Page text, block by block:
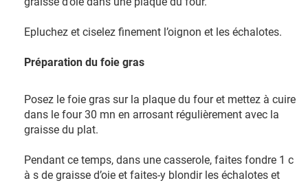
Epluchez et ciselez finement l’oignon et les échalotes.
Préparation du foie gras
Posez le foie gras sur la plaque du four et mettez à cuire
dans le four 30 mn en arrosant régulièrement avec la
graisse du plat.
Pendant ce temps, dans une casserole, faites fondre 1 c
à s de graisse d’oie et faites-y blondir les échalotes et